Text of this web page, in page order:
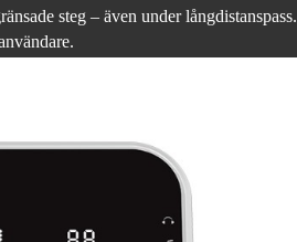
steg – även under långdistanspass.